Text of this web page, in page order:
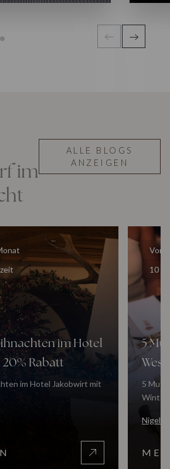
im
ALLE BLOGS
ANZEIGEN
im Hotel
Rabatt
im Hotel Jakobwirt mit
Vor
10
5
5
Winter
Nigel